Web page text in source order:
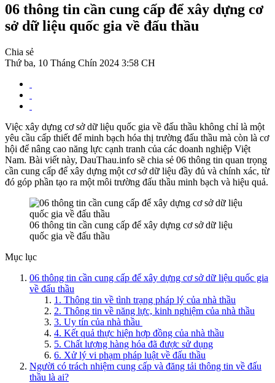
06 thông tin cần cung cấp để xây dựng cơ
sở dữ liệu quốc gia về đấu thầu
Chia sẻ
Thứ ba, 10 Tháng Chín 2024 3:58 CH
Việc xây dựng cơ sở dữ liệu quốc gia về đấu thầu không chỉ là một
yêu cầu cấp thiết để minh bạch hóa thị trường đấu thầu mà còn là cơ
hội để nâng cao năng lực cạnh tranh của các doanh nghiệp Việt
Nam. Bài viết này, DauThau.info sẽ chia sẻ 06 thông tin quan trọng
cần cung cấp để xây dựng một cơ sở dữ liệu đầy đủ và chính xác, từ
đó góp phần tạo ra một môi trường đấu thầu minh bạch và hiệu quả.
06 thông tin cần cung cấp để xây dựng cơ sở dữ liệu
quốc gia về đấu thầu
Mục lục
06 thông tin cần cung cấp để xây dựng cơ sở dữ liệu quốc gia
về đấu thầu
1. Thông tin về tình trạng pháp lý của nhà thầu
2. Thông tin về năng lực, kinh nghiệm của nhà thầu
3. Uy tín của nhà thầu
4. Kết quả thực hiện hợp đồng của nhà thầu
5. Chất lượng hàng hóa đã được sử dụng
6. Xử lý vi phạm pháp luật về đấu thầu
Người có trách nhiệm cung cấp và đăng tải thông tin về đấu
thầu là ai?